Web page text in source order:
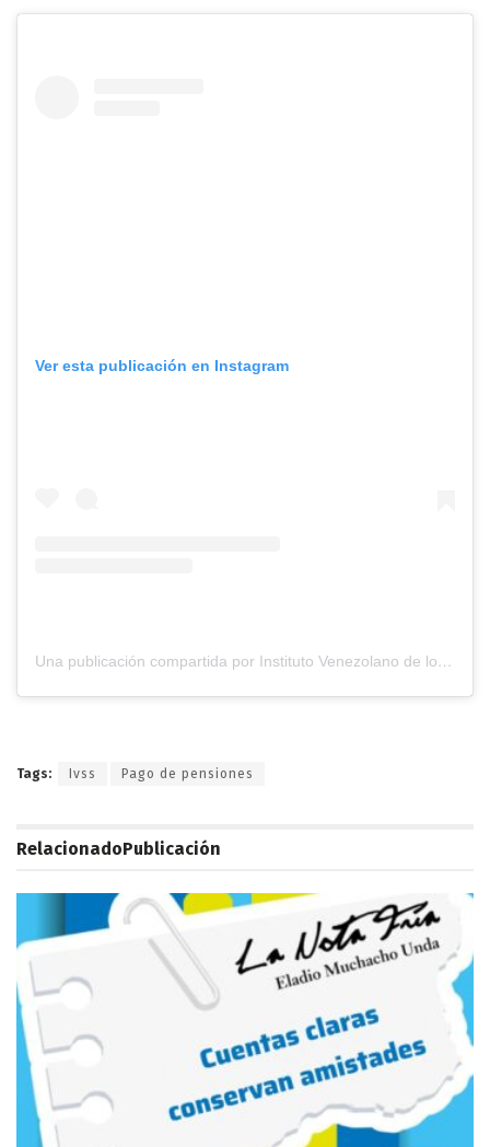
Ver esta publicación en Instagram
Una publicación compartida por Instituto Venezolano de los Seguros Sociales (@ivss_ve)
Tags: Ivss Pago de pensiones
RelacionadoPublicación